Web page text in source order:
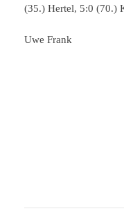
(35.) Hertel, 5:0 (70.)
Uwe Frank